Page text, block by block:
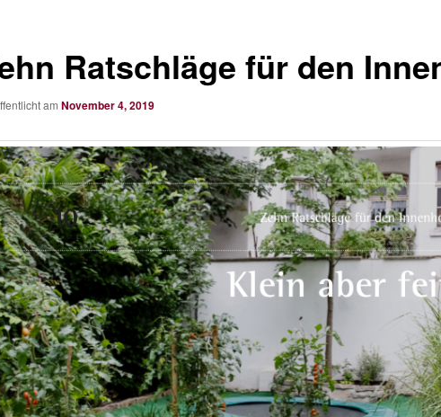
Ratschläge für den
am November 4, 2019